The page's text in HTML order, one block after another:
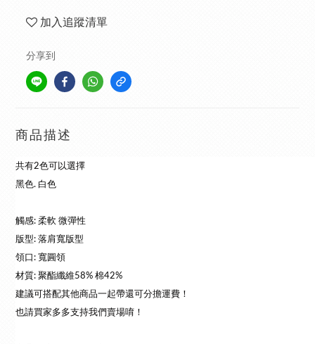
加入追蹤清單
分享到
商品描述
共有2色可以選擇
黑色. 白色
觸感: 柔軟 微彈性
版型: 落肩寬版型
領口: 寬圓領
材質: 聚酯纖維58% 棉42%
建議可搭配其他商品一起帶還可分擔運費！
也請買家多多支持我們賣場唷！